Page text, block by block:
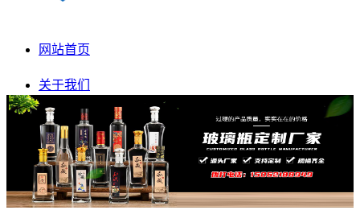
网站首页
关于我们
产品展示
新闻动态
生产车间